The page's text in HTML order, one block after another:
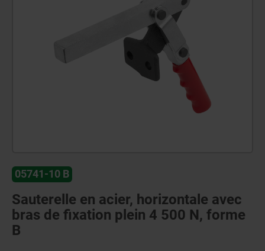
05741-10 B
Sauterelle en acier, horizontale avec
bras de fixation plein 4 500 N, forme
B